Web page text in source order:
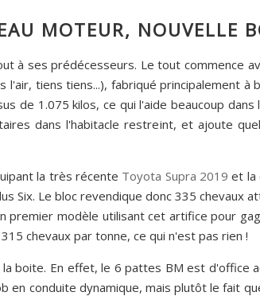
MOTEUR, NOUVELLE
à ses prédécesseurs. Le tout commence
tiens tiens...), fabriqué principalement à
de 1.075 kilos, ce qui l'aide beaucoup dans
dans l'habitacle restreint, et ajoute
la très récente Toyota Supra 2019 et la
Six. Le bloc revendique donc 335 chevaux
premier modèle utilisant cet artifice pour
chevaux par tonne, ce qui n'est pas rien !
boite. En effet, le 6 pattes BM est d'office
en conduite dynamique, mais plutôt le fait